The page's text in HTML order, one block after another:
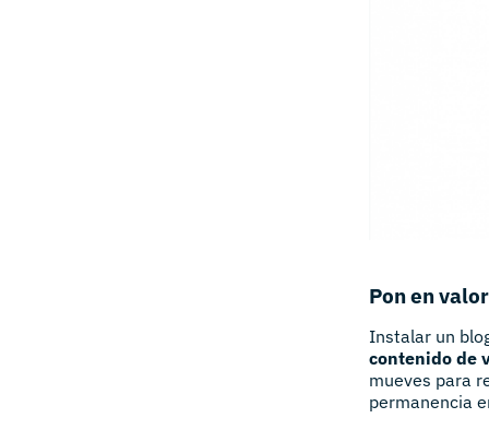
Pon en
Instalar un
contenido de
mueves para
permanencia